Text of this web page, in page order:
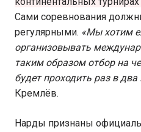
Сами соревнования
регулярными. «Мы хотим
организовывать
таким образом отбор на
будет проходить раз в два
Кремлёв.
Нарды признаны